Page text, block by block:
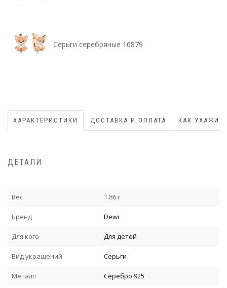
Серьги серебряные 16879
ХАРАКТЕРИСТИКИ ДОСТАВКА И ОПЛАТА КАК
ДЕТАЛИ
Вес 1.86 г
Бренд Dewi
Для кого Для детей
Вид украшений Серьги
Металл Серебро 925